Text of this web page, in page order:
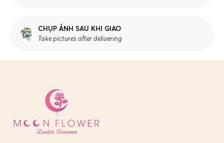
CHỤP ẢNH SAU KHI GIAO
Take pictures after delivering